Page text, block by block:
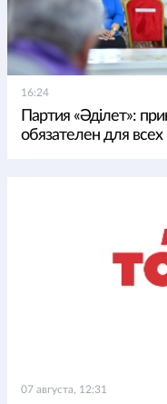
16:24
Партия «Әділет»:
обязателен для всех
07 августа, 12:31